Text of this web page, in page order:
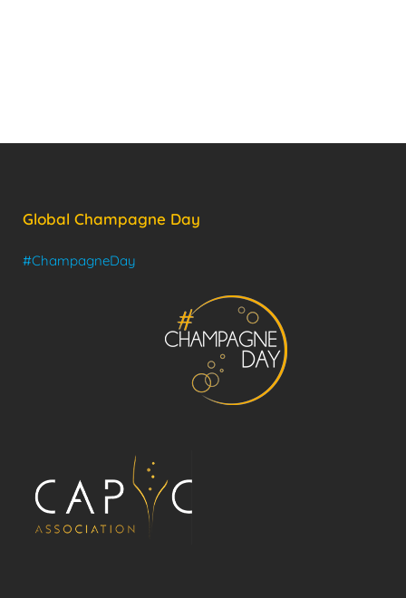
Global Champagne Day
#ChampagneDay